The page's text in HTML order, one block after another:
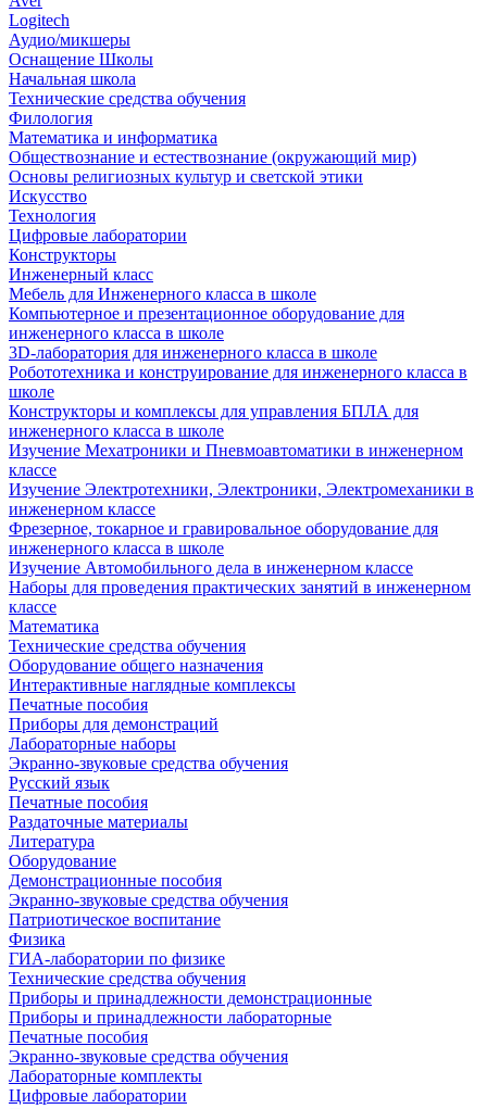
Logitech
Аудио/микшеры
Оснащение Школы
Начальная школа
Технические средства обучения
Филология
Математика и информатика
Обществознание и естествознание (окружающий мир)
Основы религиозных культур и светской этики
Искусство
Технология
Цифровые лаборатории
Конструкторы
Инженерный класс
Мебель для Инженерного класса в школе
Компьютерное и презентационное оборудование для
инженерного класса в школе
3D-лаборатория для инженерного класса в школе
Робототехника и конструирование для инженерного класса в
школе
Конструкторы и комплексы для управления БПЛА для
инженерного класса в школе
Изучение Мехатроники и Пневмоавтоматики в инженерном
классе
Изучение Электротехники, Электроники, Электромеханики в
инженерном классе
Фрезерное, токарное и гравировальное оборудование для
инженерного класса в школе
Изучение Автомобильного дела в инженерном классе
Наборы для проведения практических занятий в инженерном
классе
Математика
Технические средства обучения
Оборудование общего назначения
Интерактивные наглядные комплексы
Печатные пособия
Приборы для демонстраций
Лабораторные наборы
Экранно-звуковые средства обучения
Русский язык
Печатные пособия
Раздаточные материалы
Литература
Оборудование
Демонстрационные пособия
Экранно-звуковые средства обучения
Патриотическое воспитание
Физика
ГИА-лаборатории по физике
Технические средства обучения
Приборы и принадлежности демонстрационные
Приборы и принадлежности лабораторные
Печатные пособия
Экранно-звуковые средства обучения
Лабораторные комплекты
Цифровые лаборатории